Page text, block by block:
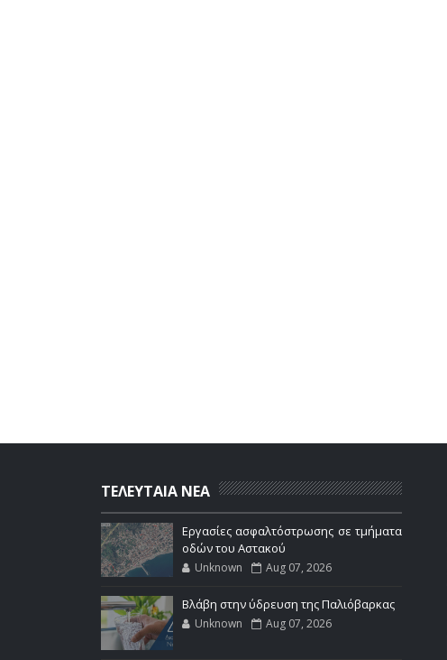
ΤΕΛΕΥΤΑΙΑ ΝΕΑ
Εργασίες ασφαλτόστρωσης σε τμήματα
οδών του Αστακού
Unknown Aug 07, 2026
Βλάβη στην ύδρευση της Παλιόβαρκας
Unknown Aug 07, 2026